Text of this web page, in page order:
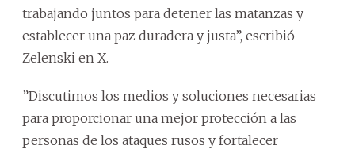
trabajando juntos para detener las matanzas y
establecer una paz duradera y justa”, escribió
Zelenski en X.
”Discutimos los medios y soluciones necesarias
para proporcionar una mejor protección a las
personas de los ataques rusos y fortalecer